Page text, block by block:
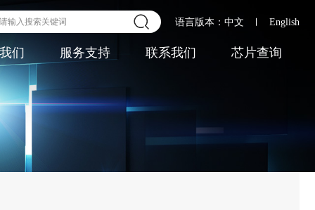
语言版本： 中文 English
们 服务支持 联系我们 芯片查询